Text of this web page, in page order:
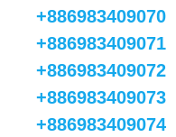
+886983409070
+886983409071
+886983409072
+886983409073
+886983409074